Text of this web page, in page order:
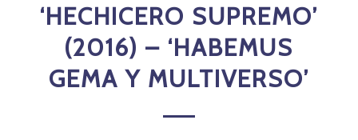
‘HECHICERO SUPREMO’
(2016) – ‘HABEMUS
GEMA Y MULTIVERSO’